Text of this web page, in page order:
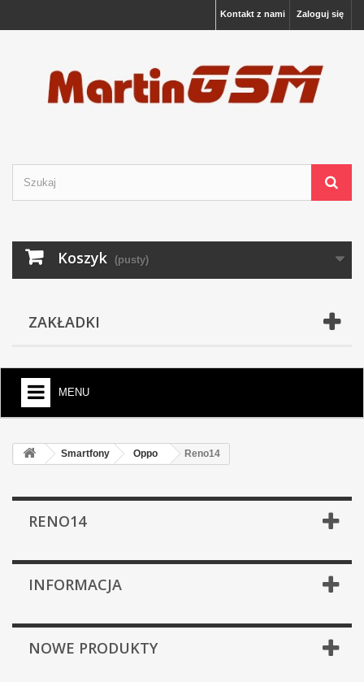
Zaloguj się
Kontakt z nami
Koszyk (pusty)
ZAKŁADKI
MENU
Smartfony Oppo Reno14
RENO14
INFORMACJA
NOWE PRODUKTY